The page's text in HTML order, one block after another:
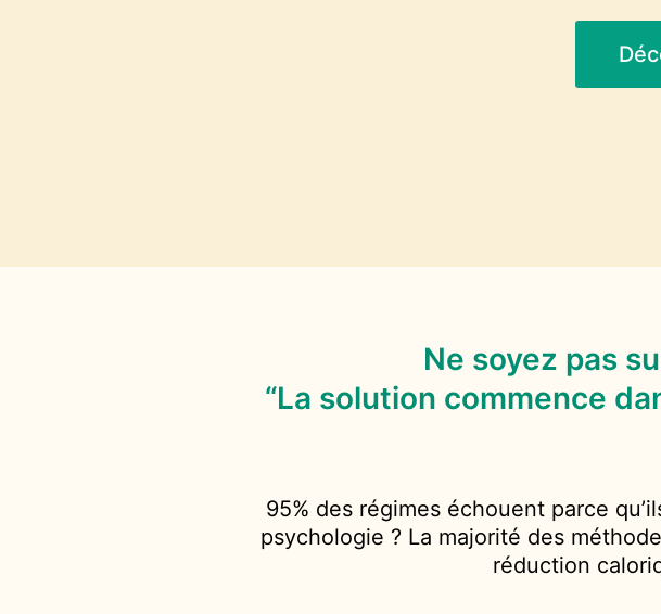
Ne soyez pas
“La solution commence
95% des régimes échouent parce
psychologie ? La majorité des
réduction